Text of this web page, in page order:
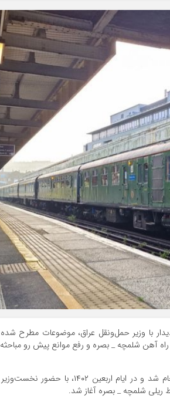
با وزیر حمل‌ونقل عراق، موضوعات مطرح
راه آهن شلمچه _ بصره و رفع موانع پیش رو
وزیر راه و شهرسازی اظهار کرد: سال گذشته توافقی در این خصوص انجام شد و در ایام
ریلی شلمچه _ بصره آغاز شد.
فوری بی دردسر بدون ضامن قرض الحسنه | شرایط
تسهیلات سریع و کم‌بهره | جزئیات ثبت
آسان